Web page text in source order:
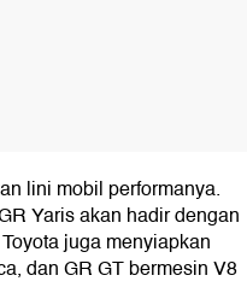
lini mobil performanya.
Yaris akan hadir dengan
juga menyiapkan
dan GR GT bermesin V8